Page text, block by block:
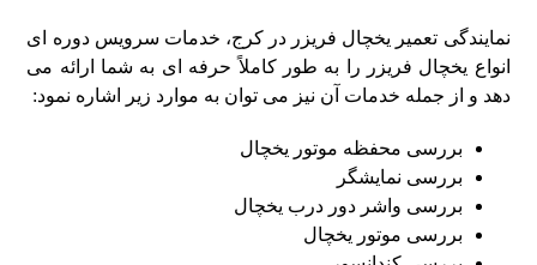
نمایندگی تعمیر یخچال فریزر در کرج، خدمات سرویس‌ دوره‌ ای
انواع یخچال فریزر را به طور کاملاً حرفه‌ ای به شما ارائه می‌
دهد و از جمله خدمات آن نیز می‌ توان به موارد زیر اشاره نمود:
بررسی محفظه موتور یخچال
بررسی نمایشگر
بررسی واشر دور درب یخچال
بررسی موتور یخچال